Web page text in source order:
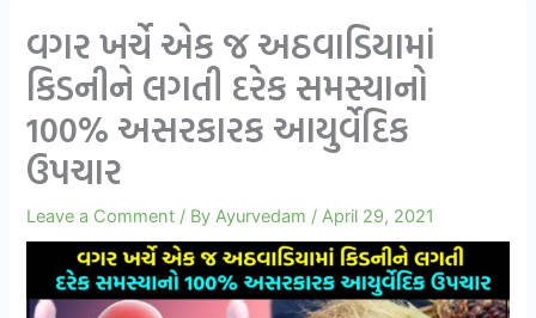
વગર ખર્ચે એક જ અઠવાડિયામાં
કિડનીને લગતી દરેક સમસ્યાનો
100% અસરકારક આયુર્વેદિક
ઉપચાર
Leave a Comment / ByAyurvedam /April 29, 2021